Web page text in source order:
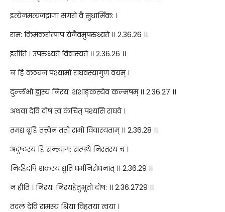
इत्येनमत्यजद्राजा सगरो वै सुधार्मिक: ।
राम: किमकरोत्पापं येनैवमुपरुध्यते ।। 2.36.26 ।।
इतीति । उपरुध्यते विवास्यते ।। 2.36.26 ।।
न हि कञ्चन पश्यामो राघवस्यागुणं वयम् ।
दुर्ल्लभो ह्यस्य निरय: शशाङ्कस्येव कल्मषम् ।। 2.36.27 ।।
अथवा देवि दोषं त्वं कंचित् पश्यसि राघवे ।
तमद्य ब्रूहि तत्त्वेन ततो रामो विवास्यताम् ।। 2.36.28 ।।
अदुष्टस्य हि सन्त्याग: सत्पथे निरतस्य च ।
निर्दहेदपि शक्रस्य द्युतिं धर्मनिरोधनात् ।। 2.36.29 ।।
न हीति । निरय: निरयहेतुभूतो दोष: ।। 2.36.2729 ।।
तदलं देवि रामस्य श्रिया विहतया त्वया ।